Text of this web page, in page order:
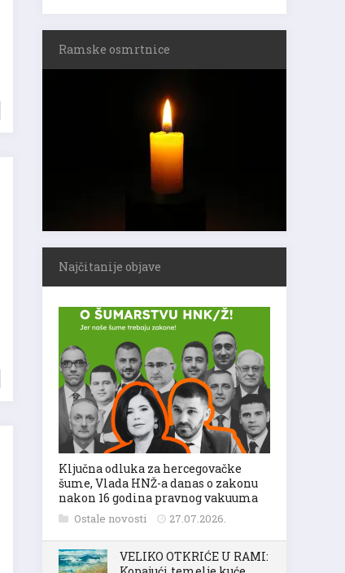
Ramske osmrtnice
Najčitanije objave
Ključna odluka za hercegovačke
šume, Vlada HNŽ-a danas o zakonu
nakon 16 godina pravnog vakuuma
Ostale novosti 27.07.2026.
VELIKO OTKRIĆE U RAMI: